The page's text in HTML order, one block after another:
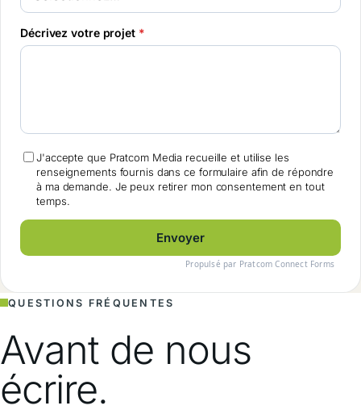
Décrivez votre projet*
J'accepte que Pratcom Media recueille et utilise les
renseignements fournis dans ce formulaire afin de répondre
à ma demande. Je peux retirer mon consentement en tout
temps.
Envoyer
QUESTIONS FRÉQUENTES
Avant de nous
écrire.